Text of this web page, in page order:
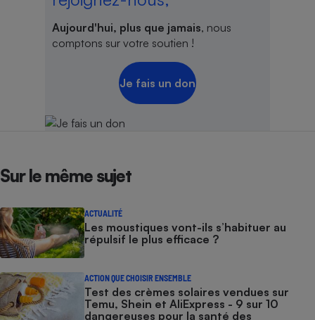
Aujourd'hui, plus que jamais, nous
comptons sur votre soutien !
Je fais un don
Sur le même sujet
ACTUALITÉ
Les moustiques vont-ils s’habituer au
répulsif le plus efficace ?
ACTION QUE CHOISIR ENSEMBLE
Test des crèmes solaires vendues sur
Temu, Shein et AliExpress - 9 sur 10
dangereuses pour la santé des